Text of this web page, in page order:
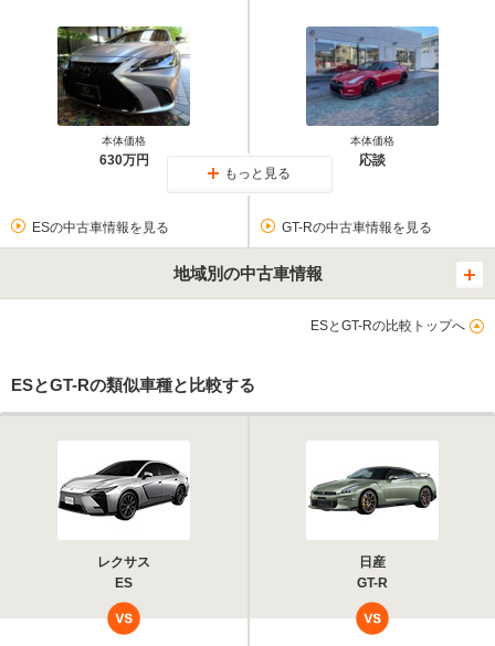
本体価格
630万円
本体価格
応談
もっと見る
ESの中古車情報を見る GT-Rの中古車情報を見る
地域別の中古車情報
ESとGT-Rの比較トップへ
ESとGT-Rの類似車種と比較する
レクサス
ES
日産
GT-R